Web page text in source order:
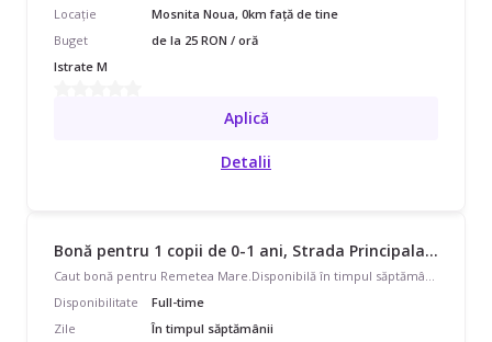
Locație
Mosnita Noua, 0km față de tine
Buget
de la 25 RON / oră
Istrate M
Aplică
Detalii
Bonă pentru 1 copii de 0-1 ani, Strada Principala, Full Time, începând cu 3700 lei/lună
Disponibilitate
Full-time
Zile
În timpul săptămânii